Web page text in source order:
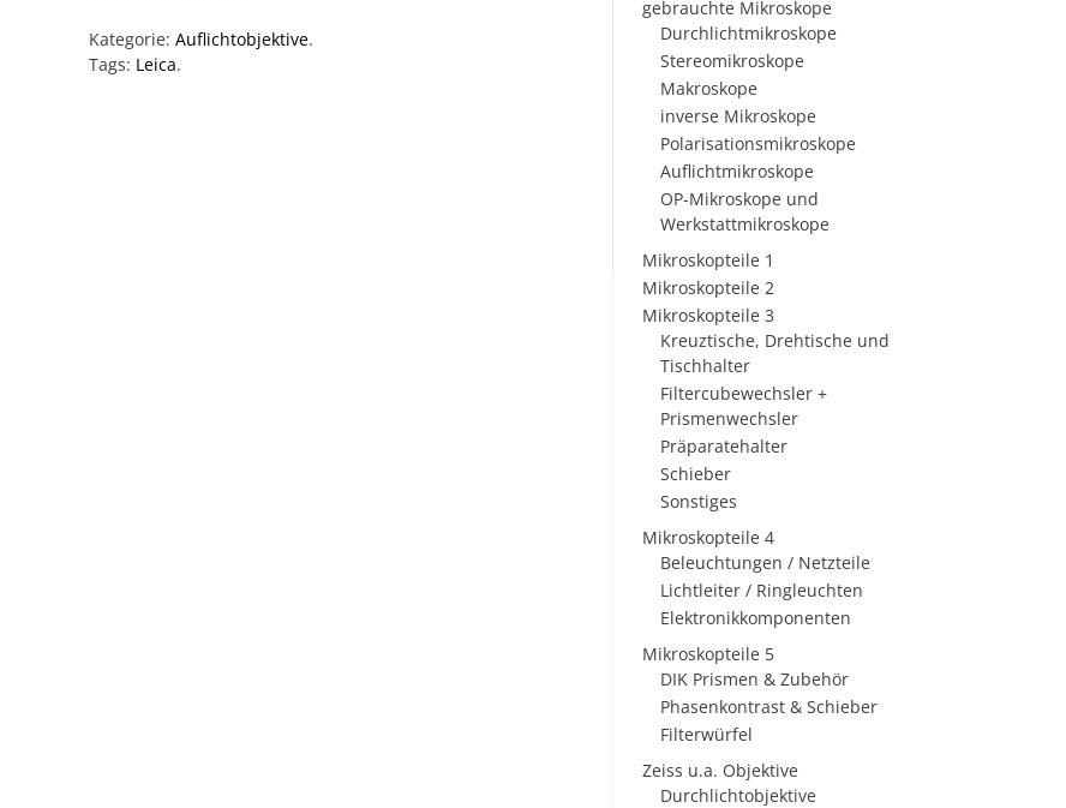
Kategorie: Auflichtobjektive.
Tags: Leica.
gebrauchte Mikroskope
Durchlichtmikroskope
Stereomikroskope
Makroskope
inverse Mikroskope
Polarisationsmikroskope
Auflichtmikroskope
OP-Mikroskope und
Werkstattmikroskope
Mikroskopteile 1
Mikroskopteile 2
Mikroskopteile 3
Kreuztische, Drehtische und
Tischhalter
Filtercubewechsler +
Prismenwechsler
Präparatehalter
Schieber
Sonstiges
Mikroskopteile 4
Beleuchtungen / Netzteile
Lichtleiter / Ringleuchten
Elektronikkomponenten
Mikroskopteile 5
DIK Prismen & Zubehör
Phasenkontrast & Schieber
Filterwürfel
Zeiss u.a. Objektive
Durchlichtobjektive